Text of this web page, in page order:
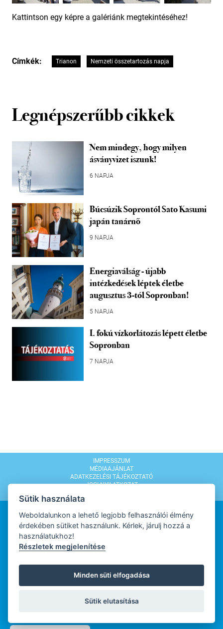
Kattintson egy képre a galériánk megtekintéséhez!
Címkék: Trianon Nemzeti összetartozás napja
Legnépszerűbb cikkek
Nem mindegy, hogy milyen
ásványvizet iszunk!
6 NAPJA
Búcsúzik Soprontól Sato Kasumi
japán tanárnő
9 NAPJA
Energiaválság - újabb
intézkedések léptek életbe
augusztus 3-tól Sopronban!
5 NAPJA
I. fokú vízkorlátozás lépett életbe
Sopronban
7 NAPJA
IMPRESSZUM
MÉDIAAJÁNLAT
ADATKEZELÉSI TÁJÉKOZTATÓ
JOGI NYILATKOZAT
WEBDESIGN
WEBFEJLESZTŐ
Sütik használata
Weboldalunkon a lehető legjobb felhasználói élmény
érdekében sütiket használunk. Kérlek, járulj hozzá a
használatukhoz!
Részletek megjelenítése
Minden süti elfogadása
Sütik elutasítása